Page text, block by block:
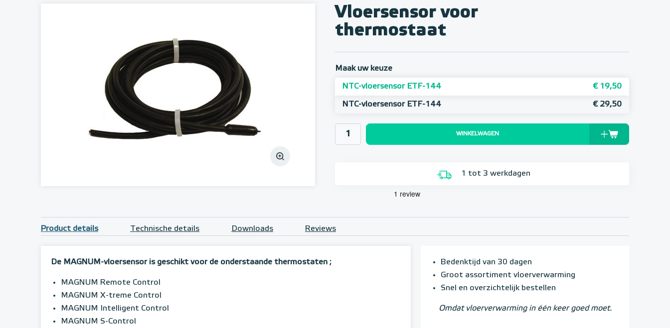
Vloersensor voor
thermostaat
Maak uw keuze
NTC-vloersensor ETF-144 € 19,50
NTC-vloersensor ETF-144 € 29,50
WINKELWAGEN
1 tot 3 werkdagen
Product details Technische details Downloads Reviews
De MAGNUM-vloersensor is geschikt voor de onderstaande thermostaten ;
MAGNUM Remote Control
MAGNUM X-treme Control
MAGNUM Intelligent Control
MAGNUM S-Control
Bedenktijd van 30 dagen
Groot assortiment vloerverwarming
Snel en overzichtelijk bestellen
Omdat vloerverwarming in één keer goed moet.